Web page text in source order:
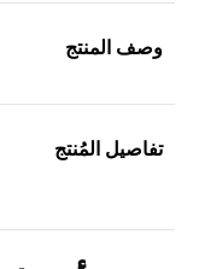
وصف المنتج
تفاصيل المُنتج